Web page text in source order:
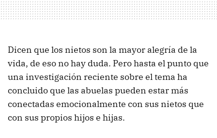
Dicen que los nietos son la mayor alegría de la
vida, de eso no hay duda. Pero hasta el punto que
una investigación reciente sobre el tema ha
concluido que las abuelas pueden estar más
conectadas emocionalmente con sus nietos que
con sus propios hijos e hijas.